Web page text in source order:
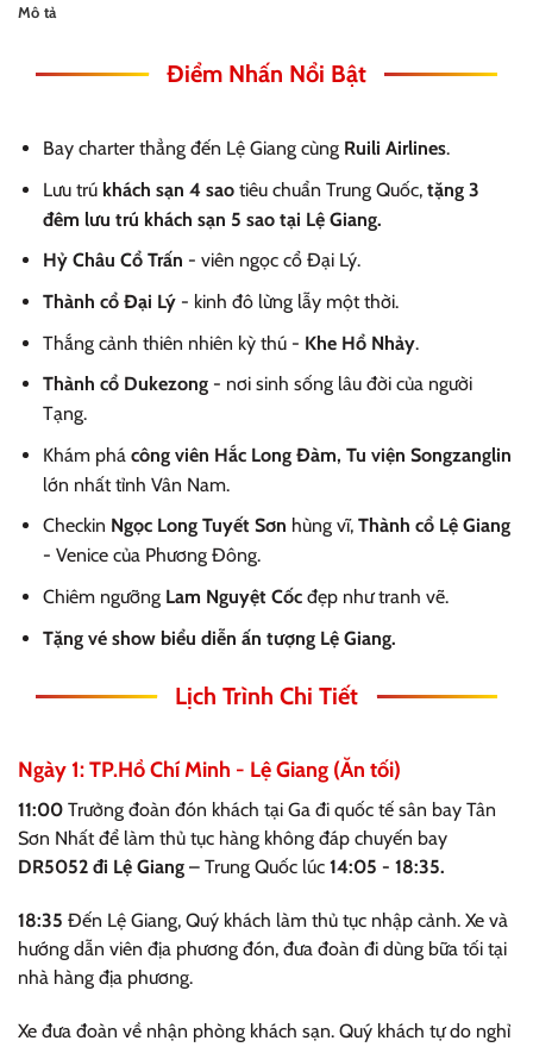
Mô tả
Điểm Nhấn Nổi Bật
Bay charter thẳng đến Lệ Giang cùngRuili Airlines.
Lưu trú khách sạn 4 saotiêu chuẩn Trung Quốc, tặng 3
đêm lưu trú khách sạn 5 sao tại Lệ Giang.
Hỷ Châu Cổ Trấn - viên ngọc cổ Đại Lý.
Thành cổ Đại Lý- kinh đô lừng lẫy một thời.
Thắng cảnh thiên nhiên kỳ thú - Khe Hổ Nhảy.
Thành cổ Dukezong- nơi sinh sống lâu đời của người
Tạng.
Khám phá công viên Hắc Long Đàm, Tu viện Songzanglin
lớn nhất tỉnh Vân Nam.
Checkin Ngọc Long Tuyết Sơn hùng vĩ, Thành cổ Lệ Giang
- Venice của Phương Đông.
Chiêm ngưỡng Lam Nguyệt Cốcđẹp như tranh vẽ.
Tặng vé show biểu diễn ấn tượng Lệ Giang.
Lịch Trình Chi Tiết
Ngày 1: TP.Hồ Chí Minh - Lệ Giang (Ăn tối)
11:00 Trưởng đoàn đón khách tại Ga đi quốc tế sân bay Tân
Sơn Nhất để làm thủ tục hàng không đáp chuyến bay
DR5052 đi Lệ Giang – Trung Quốc lúc 14:05 - 18:35.
18:35 Đến Lệ Giang, Quý khách làm thủ tục nhập cảnh. Xe và
hướng dẫn viên địa phương đón, đưa đoàn đi dùng bữa tối tại
nhà hàng địa phương.
Xe đưa đoàn về nhận phòng khách sạn. Quý khách tự do nghỉ